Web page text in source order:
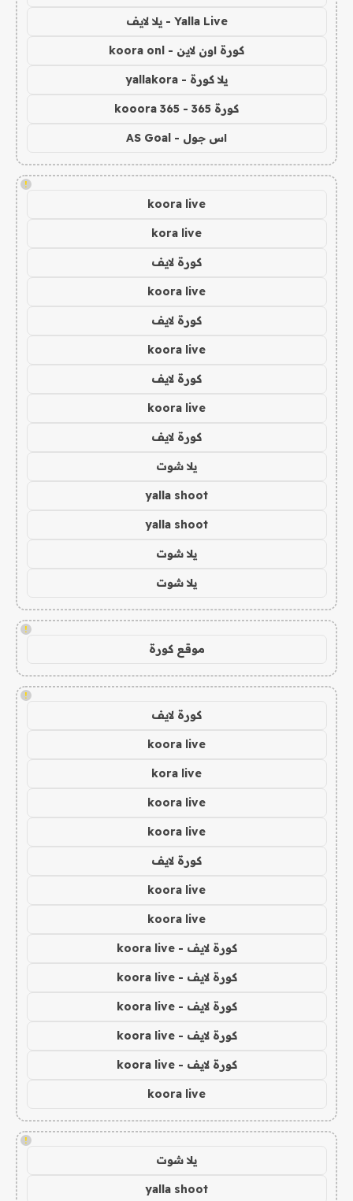
Yalla Live - يلا لايف
كورة اون لاين - koora onl
يلا كورة - yallakora
كورة 365 - kooora 365
اس جول - AS Goal
!
koora live
kora live
كورة لايف
koora live
كورة لايف
koora live
كورة لايف
koora live
كورة لايف
يلا شوت
yalla shoot
yalla shoot
يلا شوت
يلا شوت
!
موقع كورة
!
كورة لايف
koora live
kora live
koora live
koora live
كورة لايف
koora live
koora live
كورة لايف - koora live
كورة لايف - koora live
كورة لايف - koora live
كورة لايف - koora live
كورة لايف - koora live
koora live
!
يلا شوت
yalla shoot